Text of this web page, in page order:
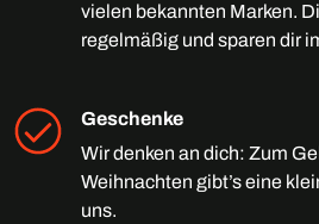
vielen bekannten Marken.
regelmäßig und sparen dir
Geschenke
Wir denken an dich: Zum
Weihnachten gibt’s eine
uns.